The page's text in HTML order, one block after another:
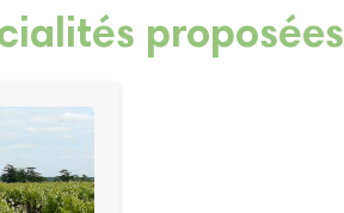
proposées